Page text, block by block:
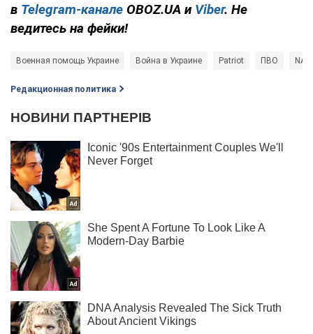
в Telegram-канале OBOZ.UA и Viber. Не
ведитесь на фейки!
Военная помощь Украине Война в Украине Patriot ПВО
Редакционная политика